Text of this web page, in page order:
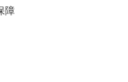
障